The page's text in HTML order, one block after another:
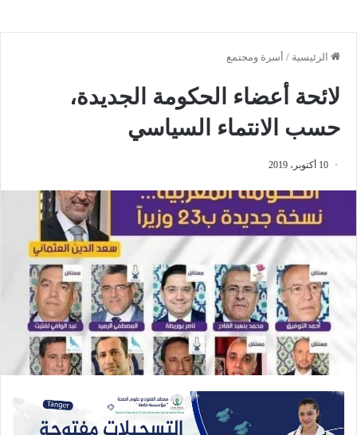
الرئيسية / أسرة ومجتمع
لائحة أعضاء الحكومة الجديدة،
حسب الانتماء السياسي
10 أكتوبر، 2019